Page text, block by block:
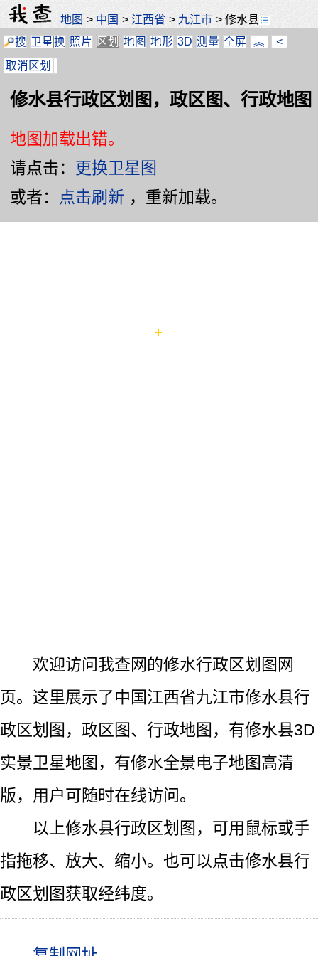
地图 > 中国 > 江西省 > 九江市 >修水县
搜 卫星换 照片 区划 地图 地形 3D 测量 全屏 ︽
<
取消区划
修水县行政区划图，政区图、行政地图
地图加载出错。
请点击： 更换卫星图
或者： 点击刷新 ，重新加载。
欢迎访问我查网的修水行政区划图网
页。这里展示了中国江西省九江市修水县行
政区划图，政区图、行政地图，有修水县3D
实景卫星地图，有修水全景电子地图高清
版，用户可随时在线访问。
以上修水县行政区划图，可用鼠标或手
指拖移、放大、缩小。也可以点击修水县行
政区划图获取经纬度。